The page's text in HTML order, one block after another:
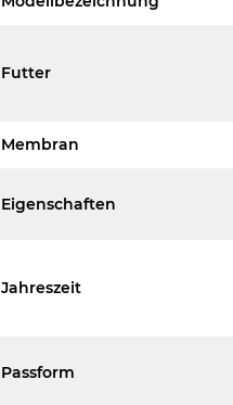
Futter
Membran
Eigenschaften
Jahreszeit
Passform